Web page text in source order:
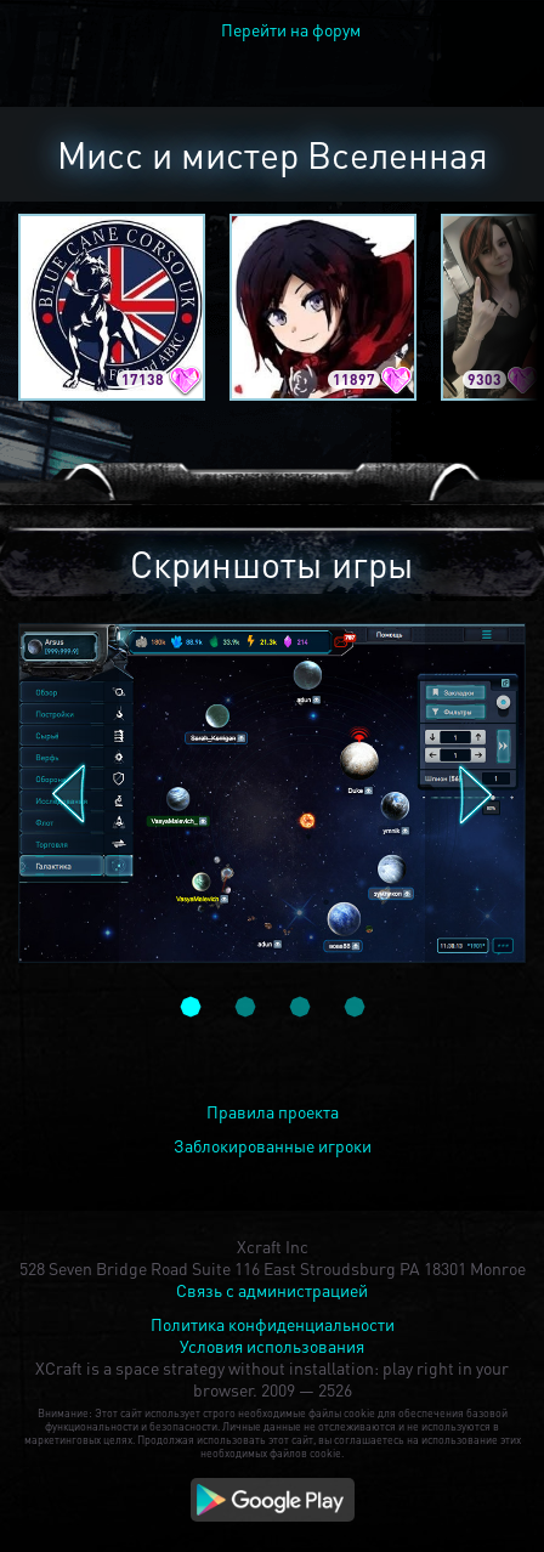
Перейти на форум
Мисс и мистер Вселенная
17138 11897 9303
Скриншоты игры
Правила проекта
Заблокированные игроки
Xcraft Inc
528 Seven Bridge Road Suite 116 East Stroudsburg PA 18301 Monroe
Связь с администрацией
Политика конфиденциальности
Условия использования
XCraft is a space strategy without installation: play right in your
browser. 2009 — 2526
Внимание: Этот сайт использует строго необходимые файлы cookie для обеспечения базовой
функциональности и безопасности. Личные данные не отслеживаются и не используются в
маркетинговых целях. Продолжая использовать этот сайт, вы соглашаетесь на использование этих
необходимых файлов cookie.